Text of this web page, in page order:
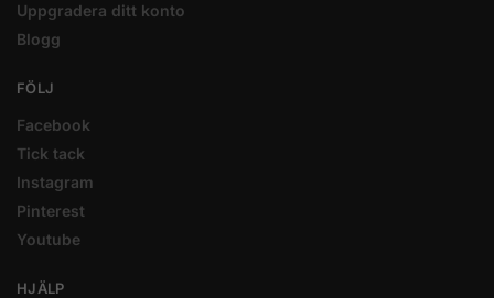
Uppgradera ditt konto
Blogg
FÖLJ
Facebook
Tick tack
Instagram
Pinterest
Youtube
HJÄLP